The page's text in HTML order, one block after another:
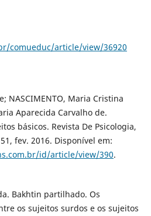
comueduc/article/view/36920
NASCIMENTO, Maria Cristina
Aparecida Carvalho de.
básicos. Revista De Psicologia,
fev. 2016. Disponível em:
id/article/view/390.
Bakhtin partilhado. Os
os sujeitos surdos e os sujeitos